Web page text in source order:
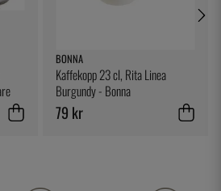
BONNA
Kaffekopp 23 cl, Rita Linea
Burgundy - Bonna
79 kr